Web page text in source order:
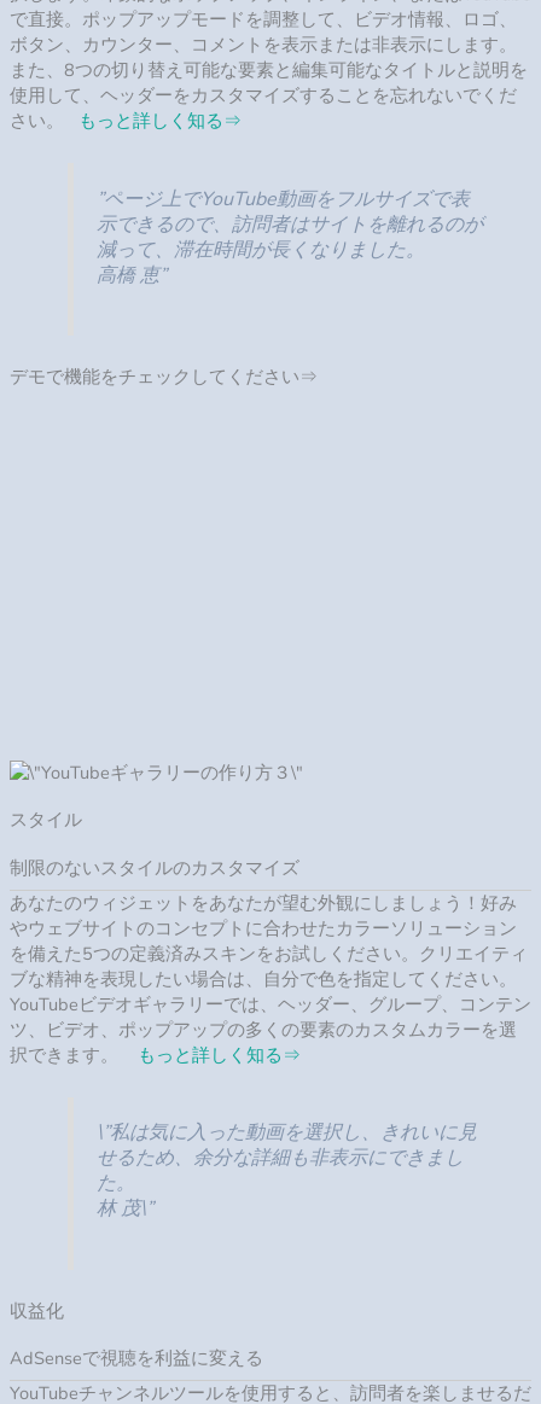
で直接。ポップアップモードを調整して、ビデオ情報、ロゴ、
ボタン、カウンター、コメントを表示または非表示にします。
また、8つの切り替え可能な要素と編集可能なタイトルと説明を
使用して、ヘッダーをカスタマイズすることを忘れないでくだ
さい。
もっと詳しく知る ⇒
”ページ上でYouTube動画をフルサイズで表
示できるので、訪問者はサイトを離れるのが
減って、滞在時間が長くなりました。
高橋 恵”
デモで機能をチェックしてください⇒
た。
林 茂\”
収益化
AdSenseで視聴を利益に変える
YouTubeチャンネルツールを使用すると、訪問者を楽しませるだ
AdSenseアカウントをプラグインツールにリンクできるので、
関連するプロモーション広告がビデオギャラリーに表示されま
す。それによって、サイトのトラフィックが多いほど、収益は
大きくなります。
ませんでした！
森 香織”